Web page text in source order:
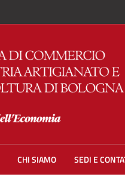
CHI SIAMO SEDI E